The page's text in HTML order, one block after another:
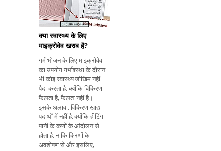
क्या स्वास्थ्य के लिए
माइक्रोवेव खराब है?
गर्म भोजन के लिए माइक्रोवेव
का उपयोग गर्भावस्था के दौरान
भी कोई स्वास्थ्य जोखिम नहीं
पैदा करता है, क्योंकि विकिरण
फैलता है, फैलता नहीं है।
इसके अलावा, विकिरण खाद्य
पदार्थों में नहीं है, क्योंकि हीटिंग
पानी के कणों के आंदोलन से
होता है, न कि किरणों के
अवशोषण से और इसलिए,